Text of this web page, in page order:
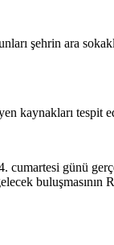
şehrin ara
kaynakları tespit
cumartesi günü